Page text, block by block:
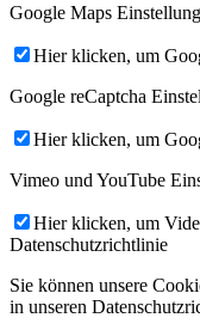
Google Maps
Hier klicken, um
Google reCaptcha
Hier klicken, um
Vimeo und YouTube
Hier klicken, um
Datenschutzrichtlinie
Sie können unsere
in unseren